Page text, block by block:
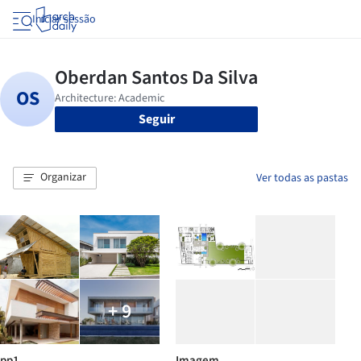
Iniciar sessão
Seguir
Organizar Ver todas as pastas
+ 9